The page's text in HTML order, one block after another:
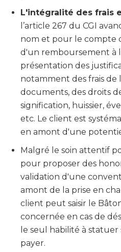
L'intégralité des frais
l’article 267 du CGI
nom et pour le compte
d'un remboursement à
présentation des
notamment des frais de
documents, des droits
signification, huissier,
etc. Le client est
en amont d'une
Malgré le soin attentif
pour proposer des
validation d'une
amont de la prise en
client peut saisir le
concernée en cas de
le seul habilité à
payer.